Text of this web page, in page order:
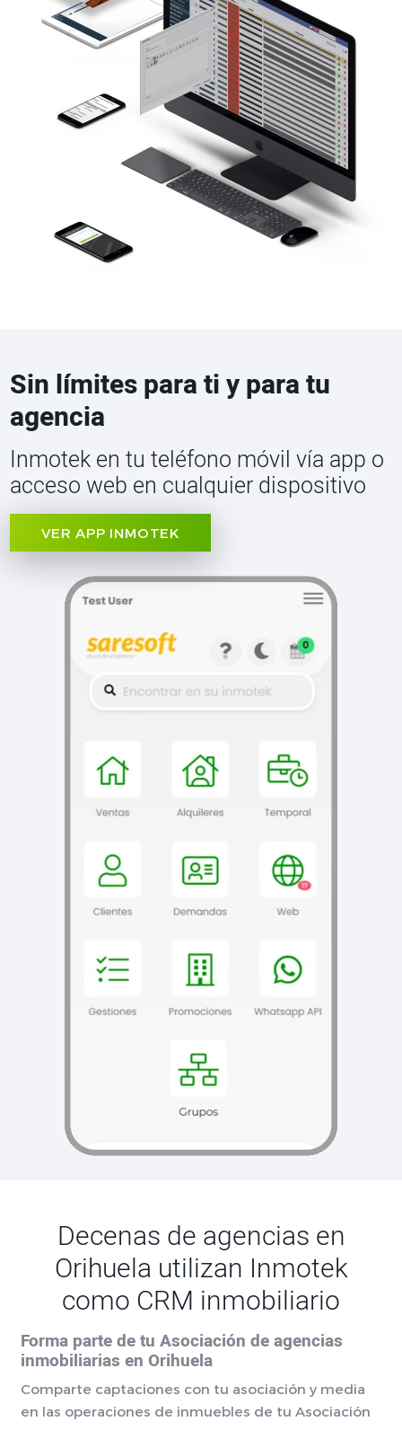
Sin límites para ti y para tu
agencia
Inmotek en tu teléfono móvil vía app o
acceso web en cualquier dispositivo
VER APP INMOTEK
Decenas de agencias en
Orihuela utilizan Inmotek
como CRM inmobiliario
Forma parte de tu Asociación de agencias
inmobiliarias en Orihuela
Comparte captaciones con tu asociación y media
en las operaciones de inmuebles de tu Asociación